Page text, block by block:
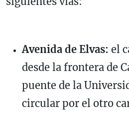
Avenida de Elvas: el
desde la frontera de
puente de la
circular por el otro